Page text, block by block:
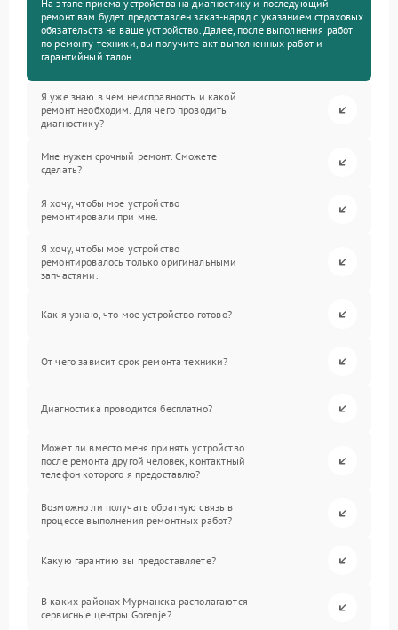
На этапе приема устройства на диагностику и последующий
ремонт вам будет предоставлен заказ-наряд с указанием страховых
обязательств на ваше устройство. Далее, после выполнения работ
по ремонту техники, вы получите акт выполненных работ и
гарантийный талон.
Я уже знаю в чем неисправность и какой
ремонт необходим. Для чего проводить
диагностику?
Мне нужен срочный ремонт. Сможете
сделать?
Я хочу, чтобы мое устройство
ремонтировали при мне.
Я хочу, чтобы мое устройство
ремонтировалось только оригинальными
запчастями.
Как я узнаю, что мое устройство готово?
От чего зависит срок ремонта техники?
Диагностика проводится бесплатно?
Может ли вместо меня принять устройство
после ремонта другой человек, контактный
телефон которого я предоставлю?
Возможно ли получать обратную связь в
процессе выполнения ремонтных работ?
Какую гарантию вы предоставляете?
В каких районах Мурманска располагаются
сервисные центры Gorenje?